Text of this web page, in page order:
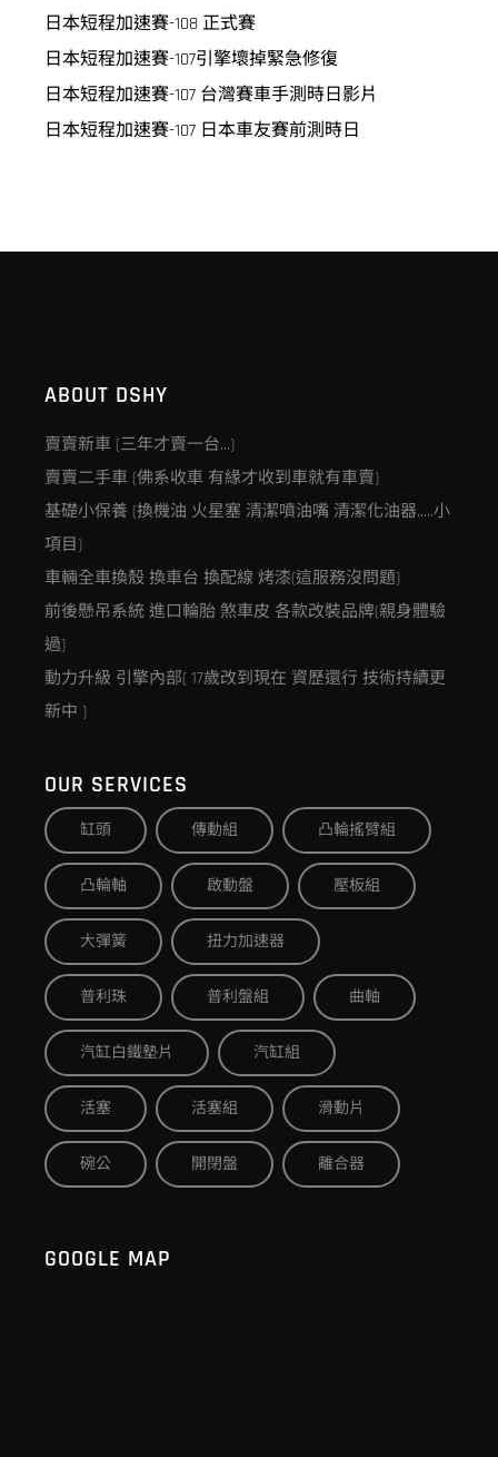
日本短程加速賽-108 正式賽
日本短程加速賽-107引擎壞掉緊急修復
日本短程加速賽-107 台灣賽車手測時日影片
日本短程加速賽-107 日本車友賽前測時日
ABOUT DSHY
賣賣新車 (三年才賣一台…)
賣賣二手車 (佛系收車 有緣才收到車就有車賣)
基礎小保養 (換機油 火星塞 清潔噴油嘴 清潔化油器…..小
項目)
車輛全車換殼 換車台 換配線 烤漆(這服務沒問題)
前後懸吊系統 進口輪胎 煞車皮 各款改裝品牌(親身體驗
過)
動力升級 引擎內部( 17歲改到現在 資歷還行 技術持續更
新中 )
OUR SERVICES
缸頭 傳動組 凸輪搖臂組
凸輪軸 啟動盤 壓板組
大彈簧 扭力加速器
普利珠 普利盤組 曲軸
汽缸白鐵墊片 汽缸組
活塞 活塞組 滑動片
碗公 開閉盤 離合器
GOOGLE MAP